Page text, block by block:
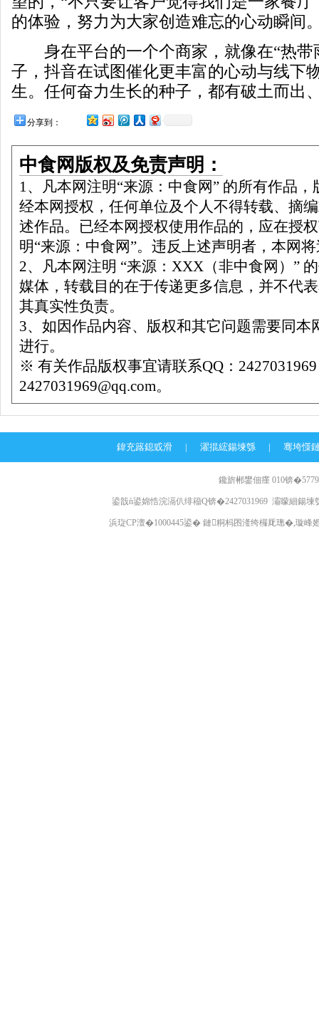
的体验，努力为大家创造难忘的心动瞬间
身在平台的一个个商家，就像在“热带
子，抖音在试图催化更丰富的心动与线下
生。任何奋力生长的种子，都有破土而出
分享到：
中食网版权及免责声明：
1、凡本网注明“来源：中食网” 的所有作品
经本网授权，任何单位及个人不得转载、摘
述作品。已经本网授权使用作品的，应在授
明“来源：中食网”。违反上述声明者，本网
2、凡本网注明 “来源：XXX（非中食网）”
媒体，转载目的在于传递更多信息，并不代
其真实性负责。
3、如因作品内容、版权和其它问题需要同本
进行。
※ 有关作品版权事宜请联系QQ：
2427031969@qq.com。
鍏充簬鎴戜滑 | 濯掍綋鍚堜綔 | 骞垮憡
鑱旂郴鐢佃瘽 010锛
鍙戠ǹ鍙婂悎浣滆仈绯籕Q锛�2427031969 灞曚細鍚堜
浜琁CP澶�1000445鍙� 鏈粡杩囨湰绔欏厑璁�,璇峰